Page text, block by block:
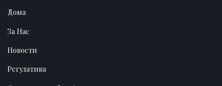
Дома
За Нас
Новости
Регулатива